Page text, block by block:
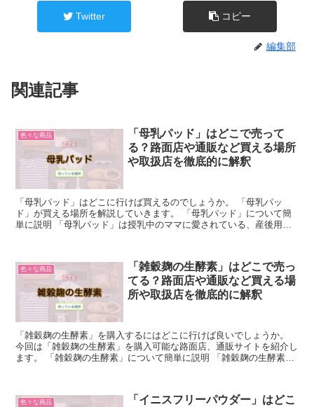
Twitter コピー
編集部
関連記事
色々な商品
「母乳パッド」はどこで売って
る？路面店や通販など買える場所
や取扱店を徹底的に解釈
「母乳パッド」はどこに行けば買えるのでしょうか。 「母乳パッ
ド」が買える場所を解説していきます。 「母乳パッド」について簡
単に説明 「母乳パッド」は授乳中のママに愛されている、産後用の
色々な商品
「雑穀麹の生酵素」はどこで売っ
てる？路面店や通販など買える場
所や取扱店を徹底的に解釈
「雑穀麹の生酵素」を購入するにはどこに行けば良いでしょうか。
今回は「雑穀麹の生酵素」を購入可能な路面店、通販サイトを紹介し
ます。 「雑穀麹の生酵素」について簡単に説明 「雑穀麹の生酵素」
色々な商品
「イニスフリーパウダー」はどこ